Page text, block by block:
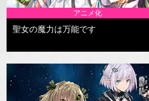
アニメ化
聖女の魔力は万能です